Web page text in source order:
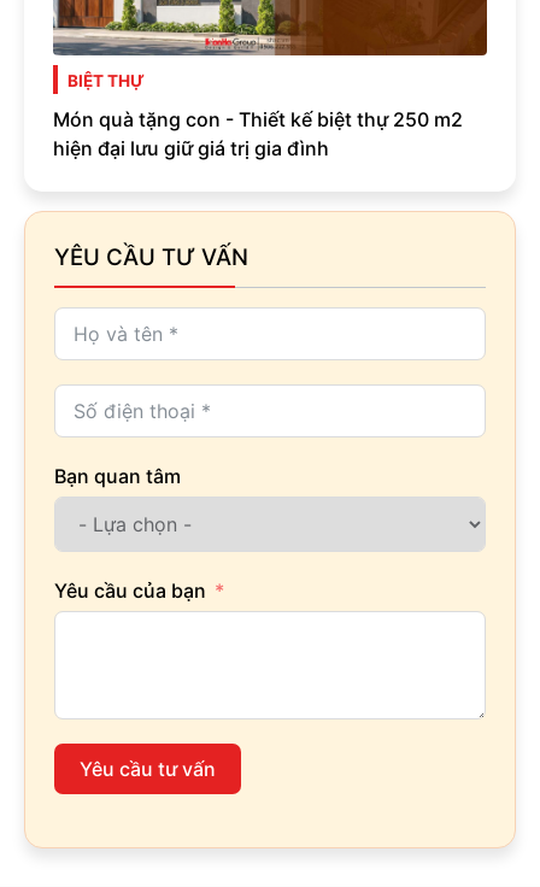
BIỆT THỰ
Món quà tặng con - Thiết kế biệt thự 250 m2
hiện đại lưu giữ giá trị gia đình
YÊU CẦU TƯ VẤN
Bạn quan tâm
Yêu cầu của bạn
Yêu cầu tư vấn